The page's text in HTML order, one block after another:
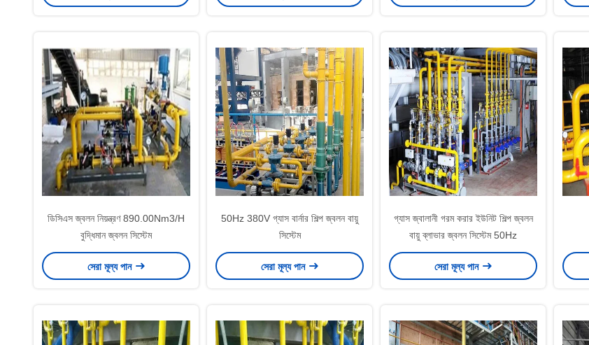
ডিসিএস জ্বলন নিয়ন্ত্রণ 890.00Nm3/H
বুদ্ধিমান জ্বলন সিস্টেম
সেরা মূল্য পান
50Hz 380V গ্যাস বার্নার শিল্প জ্বলন বায়ু
সিস্টেম
সেরা মূল্য পান
গ্যাস জ্বালানী গরম করার ইউনিট শিল্প জ্বলন
বায়ু ব্লাভার জ্বলন সিস্টেম 50Hz
সেরা মূল্য পান